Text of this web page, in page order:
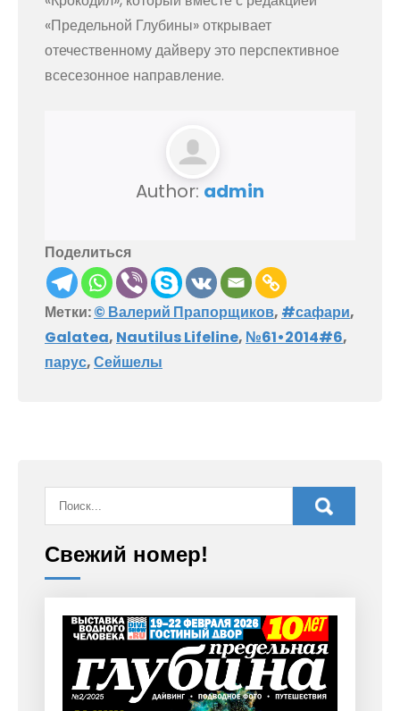
«Предельной Глубины» открывает
отечественному дайверу это перспективное
всесезонное направление.
Author: admin
Поделиться
Метки:© Валерий Прапорщиков, #сафари,
Galatea, Nautilus Lifeline, №61•2014#6,
парус,Сейшелы
Свежий номер!